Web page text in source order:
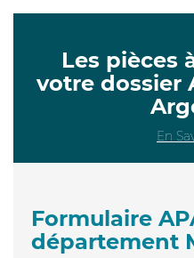
Les pièces
votre dossier
En
Formulaire
département